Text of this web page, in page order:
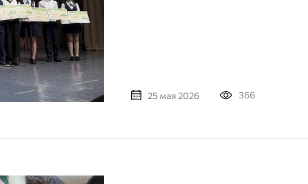
25 мая 2026 366